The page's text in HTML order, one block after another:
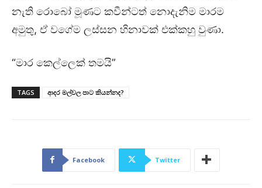
නැති රොබෝ මූණට කවීන්ටත් නොදැනිම මාරම
අමුතු, ඒ වගේම ලස්සන හිනාවක් එක්කහු වුණා.
“මාර කෙල්ලෙක් තමයි”
TAGS ආදර මල්වල පාට කියන්නද?
Facebook Twitter